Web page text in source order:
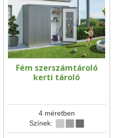
Fém szerszámtároló
kerti tároló
4 méretben
Színek: